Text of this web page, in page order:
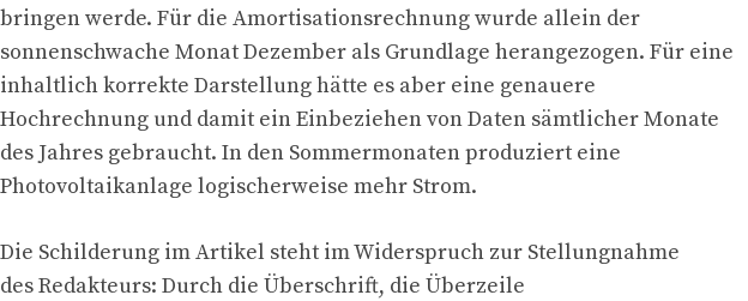
bringen werde. Für die Amortisationsrechnung wurde allein der
sonnenschwache Monat Dezember als Grundlage herangezogen. Für eine
inhaltlich korrekte Darstellung hätte es aber eine genauere
Hochrechnung und damit ein Einbeziehen von Daten sämtlicher Monate
des Jahres gebraucht. In den Sommermonaten produziert eine
Photovoltaikanlage logischerweise mehr Strom.
Die Schilderung im Artikel steht im Widerspruch zur Stellungnahme
des Redakteurs: Durch die Überschrift, die Überzeile